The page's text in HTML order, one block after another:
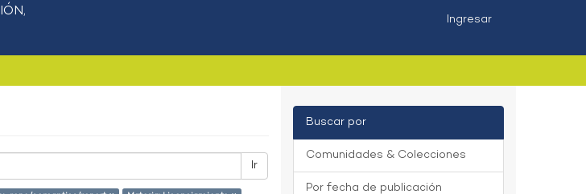
Ingresar
Ir
Buscar por
Comunidades & Colecciones
Por fecha de publicación